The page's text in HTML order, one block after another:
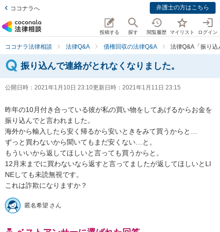
ココナラへ 弁護士の方はこちら
投稿する 探す 閲覧履歴 マイリスト ログイン
ココナラ法律相談 法律Q&A 債権回収の法律Q&A 法律Q&A「振り
振り込んで連絡がとれなくなりました。
公開日時： 2021年1月10日 23:10更新日時： 2021年1月11日 23:15
昨年の10月付き合っている彼が私の買い物をしてあげるからお金を
振り込んでと言われました。
海外から輸入したら安く帰るから安いときをみて買うからと…
ずっと買わないから聞いてもまだ安くない…と。
もういいから返してほしいと言っても買うからと。
12月末までに買わないなら返すと言ってましたが返してほしいとLI
NEしても未読無視です。
これは詐欺になりますか？
匿名希望 さん